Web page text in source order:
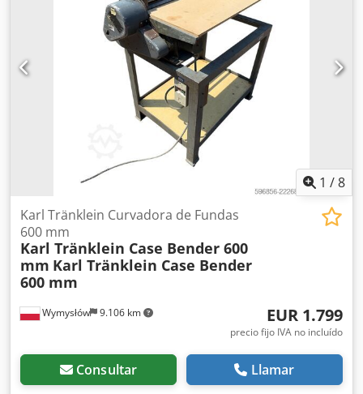
1 /8
Wymysłów 9.106 km
Karl Tränklein Curvadora de Fundas
600 mm
Karl Tränklein Case Bender 600
mm Karl Tränklein Case Bender
600 mm
EUR 1.799
precio fijo IVA no incluído
Consultar Llamar